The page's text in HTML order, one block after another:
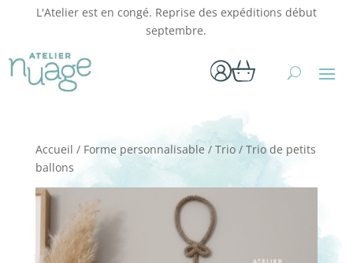
L'Atelier est en congé. Reprise des expéditions début
septembre.
Accueil / Forme personnalisable / Trio/ Trio de petits
ballons